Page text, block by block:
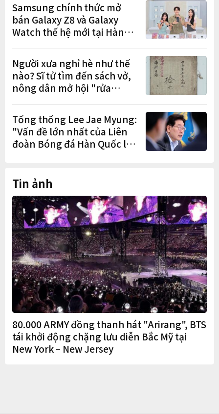
Samsung chính thức mở
bán Galaxy Z8 và Galaxy
Watch thế hệ mới tại Hàn
đơn đặt trước
Người xưa nghỉ hè như thế
nào? Sĩ tử tìm đến sách vở,
nông dân mở hội "rửa
Tổng thống Lee Jae Myung:
"Vấn đề lớn nhất của Liên
đoàn Bóng đá Hàn Quốc là
Tin ảnh
80.000 ARMY đồng thanh hát "Arirang", BTS
tái khởi động chặng lưu diễn Bắc Mỹ tại
New York – New Jersey